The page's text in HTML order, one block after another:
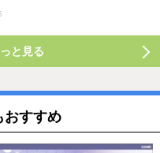
と見る
おすすめ